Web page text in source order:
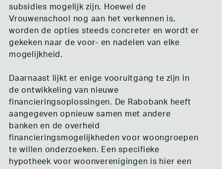
subsidies mogelijk zijn. Hoewel de
Vrouwenschool nog aan het verkennen is,
worden de opties steeds concreter en wordt er
gekeken naar de voor- en nadelen van elke
mogelijkheid.
Daarnaast lijkt er enige vooruitgang te zijn in
de ontwikkeling van nieuwe
financieringsoplossingen. De Rabobank heeft
aangegeven opnieuw samen met andere
banken en de overheid
financieringsmogelijkheden voor woongroepen
te willen onderzoeken. Een specifieke
hypotheek voor woonverenigingen is hier een